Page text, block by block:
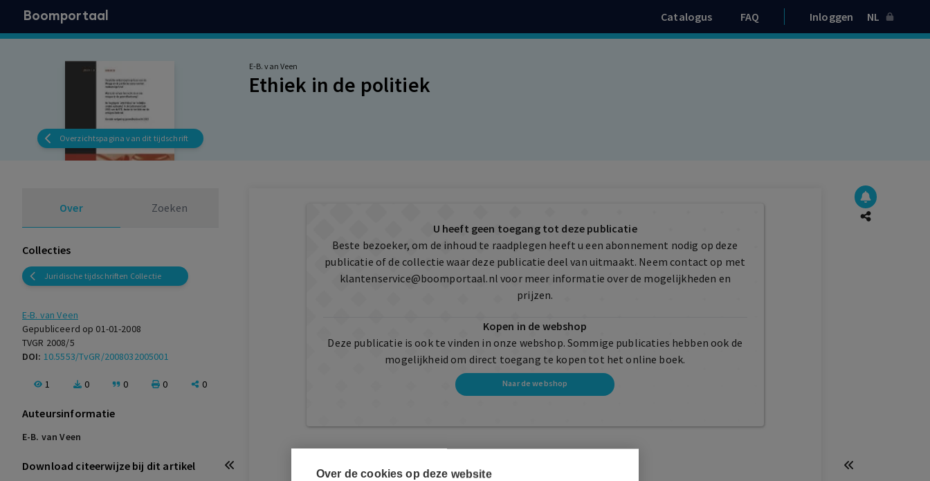
Over de cookies op deze website
Boomportaal Catalogus FAQ Inloggen NL
Overzichtspagina van dit tijdschrift
E-B. van Veen
Ethiek in de politiek
Over Zoeken
Collecties
Juridische tijdschriften Collectie
E-B. van Veen
Gepubliceerd op 01-01-2008
TVGR 2008/5
DOI: 10.5553/TvGR/2008032005001
1 0 0 0 0
Auteursinformatie
E-B. van Veen
Download citeerwijze bij dit artikel
U heeft geen toegang tot deze publicatie
Beste bezoeker, om de inhoud te raadplegen heeft u een abonnement nodig op deze
publicatie of de collectie waar deze publicatie deel van uitmaakt. Neem contact op met
klantenservice@boomportaal.nl voor meer informatie over de mogelijkheden en
prijzen.
Kopen in de webshop
Deze publicatie is ook te vinden in onze webshop. Sommige publicaties hebben ook de
mogelijkheid om direct toegang te kopen tot het online boek.
Naar de webshop